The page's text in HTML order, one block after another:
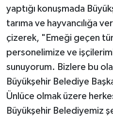
yaptığı konuşmada
tarıma ve hayvancılığa
çizerek, "Emeği geçen
personelimize ve
sunuyorum. Bizlere bu
Büyükşehir Belediye
Ünlüce olmak üzere
Büyükşehir Belediyemiz